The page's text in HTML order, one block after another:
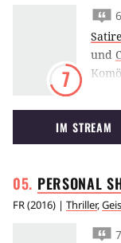
7
Satire
und
auf
IM STREAM
PERSONAL
FR(2016) | Thriller,